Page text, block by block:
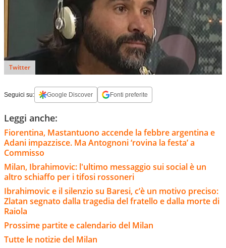
Twitter
Seguici su: Google Discover Fonti preferite
Leggi anche:
Fiorentina, Mastantuono accende la febbre argentina e
Adani impazzisce. Ma Antognoni ‘rovina la festa’ a
Commisso
Milan, Ibrahimovic: l'ultimo messaggio sui social è un
altro schiaffo per i tifosi rossoneri
Ibrahimovic e il silenzio su Baresi, c’è un motivo preciso:
Zlatan segnato dalla tragedia del fratello e dalla morte di
Raiola
Prossime partite e calendario del Milan
Tutte le notizie del Milan